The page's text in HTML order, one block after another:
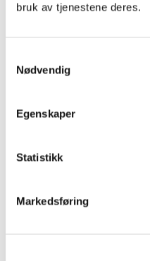
bruk av tjenestene deres.
Nødvendig
Egenskaper
Statistikk
Markedsføring